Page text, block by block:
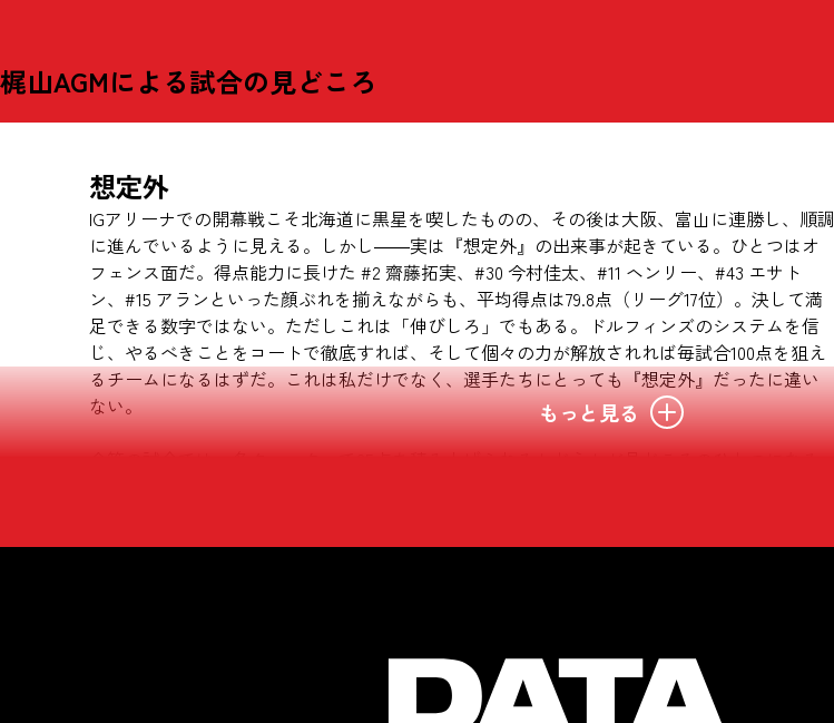
梶山AGMによる試合の見どころ
想定外
IGアリーナでの開幕戦こそ北海道に黒星を喫したものの、その後は大阪、富山に連勝し、順調
に進んでいるように見える。しかし――実は『想定外』の出来事が起きている。ひとつはオ
フェンス面だ。得点能力に長けた #2 齋藤拓実、#30 今村佳太、#11 ヘンリー、#43 エサト
ン、#15 アランといった顔ぶれを揃えながらも、平均得点は79.8点（リーグ17位）。決して満
足できる数字ではない。ただしこれは「伸びしろ」でもある。ドルフィンズのシステムを信
じ、やるべきことをコートで徹底すれば、そして個々の力が解放されれば毎試合100点を狙え
るチームになるはずだ。これは私だけでなく、選手たちにとっても『想定外』だったに違い
ない。
い。むしろ「伸びしろ」があり、選手一人ひとりの持ち味をどう引き出していくか。選手起
用や采配におけるショーンHCの手腕にも注目してほしい。
もっと見る